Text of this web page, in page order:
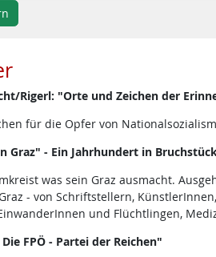
Rigerl: "Orte und Zeichen der
für die Opfer von
Graz" - Ein Jahrhundert in
was sein Graz ausmacht.
- von Schriftstellern,
und Flüchtlingen,
FPÖ - Partei der Reichen"